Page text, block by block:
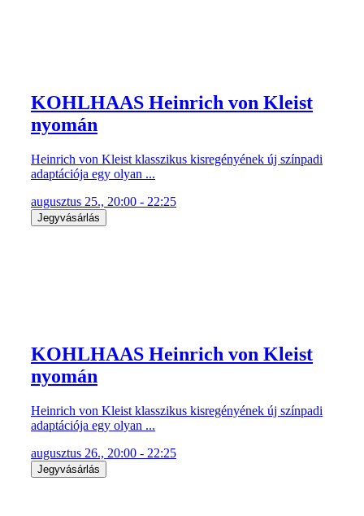
KOHLHAAS Heinrich von Kleist
nyomán
Heinrich von Kleist klasszikus kisregényének új színpadi
adaptációja egy olyan ...
augusztus 25., 20:00 - 22:25
Jegyvásárlás
KOHLHAAS Heinrich von Kleist
nyomán
Heinrich von Kleist klasszikus kisregényének új színpadi
adaptációja egy olyan ...
augusztus 26., 20:00 - 22:25
Jegyvásárlás